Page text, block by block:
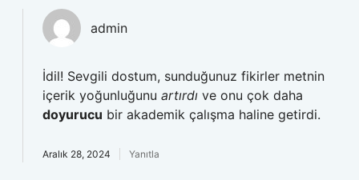
admin
İdil! Sevgili dostum, sunduğunuz fikirler metnin
içerik yoğunluğunu artırdı ve onu çok daha
doyurucu bir akademik çalışma haline getirdi.
Aralık 28, 2024 Yanıtla